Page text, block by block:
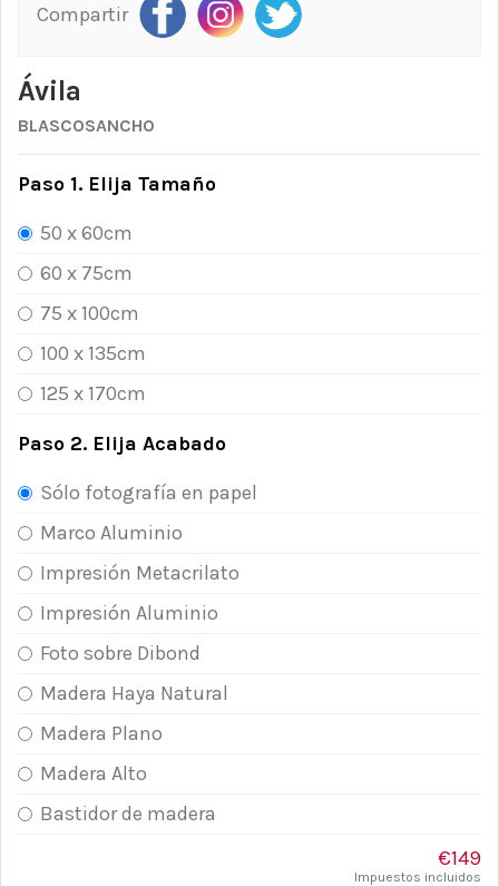
Compartir
Ávila
BLASCOSANCHO
Paso 1. Elija Tamaño
50 x 60cm
60 x 75cm
75 x 100cm
100 x 135cm
125 x 170cm
Paso 2. Elija Acabado
Sólo fotografía en papel
Marco Aluminio
Impresión Metacrilato
Impresión Aluminio
Foto sobre Dibond
Madera Haya Natural
Madera Plano
Madera Alto
Bastidor de madera
€149
Impuestos incluidos